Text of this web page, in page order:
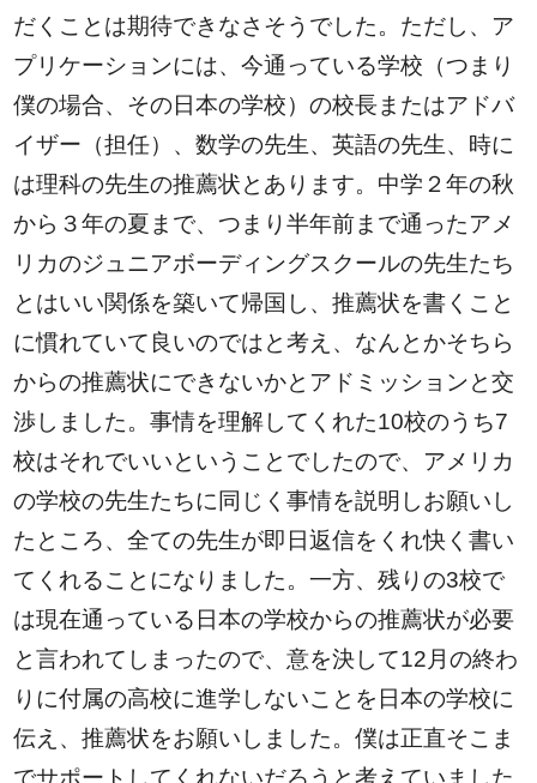
だくことは期待できなさそうでした。ただし、ア
プリケーションには、今通っている学校（つまり
僕の場合、その日本の学校）の校長またはアドバ
イザー（担任）、数学の先生、英語の先生、時に
は理科の先生の推薦状とあります。中学２年の秋
から３年の夏まで、つまり半年前まで通ったアメ
リカのジュニアボーディングスクールの先生たち
とはいい関係を築いて帰国し、推薦状を書くこと
に慣れていて良いのではと考え、なんとかそちら
からの推薦状にできないかとアドミッションと交
渉しました。事情を理解してくれた10校のうち7
校はそれでいいということでしたので、アメリカ
の学校の先生たちに同じく事情を説明しお願いし
たところ、全ての先生が即日返信をくれ快く書い
てくれることになりました。一方、残りの3校で
は現在通っている日本の学校からの推薦状が必要
と言われてしまったので、意を決して12月の終わ
りに付属の高校に進学しないことを日本の学校に
伝え、推薦状をお願いしました。僕は正直そこま
でサポートしてくれないだろうと考えていました